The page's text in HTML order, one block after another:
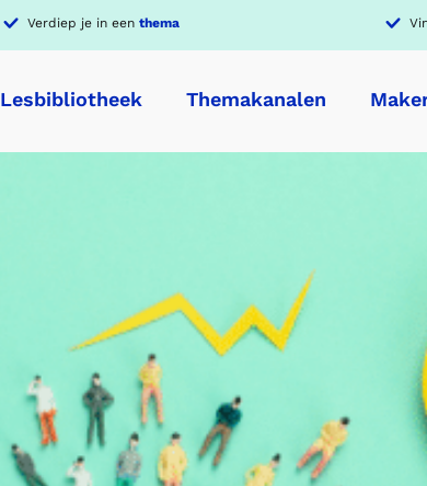
Verdiep je in eenthema
Lesbibliotheek Themakanalen